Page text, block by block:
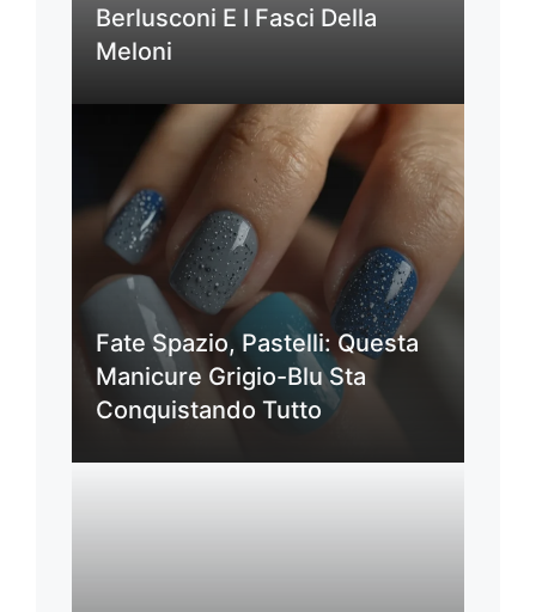
Berlusconi E I Fasci Della
Meloni
Fate Spazio, Pastelli: Questa
Manicure Grigio-Blu Sta
Conquistando Tutto